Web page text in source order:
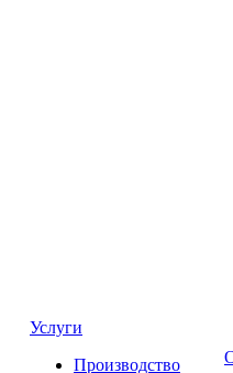
Услуги
Производство